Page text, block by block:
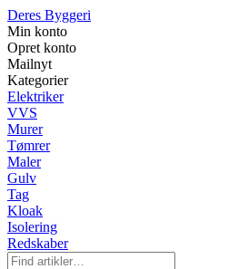
Deres Byggeri
Min konto
Opret konto
Mailnyt
Kategorier
Elektriker
VVS
Murer
Tømrer
Maler
Gulv
Tag
Kloak
Isolering
Redskaber